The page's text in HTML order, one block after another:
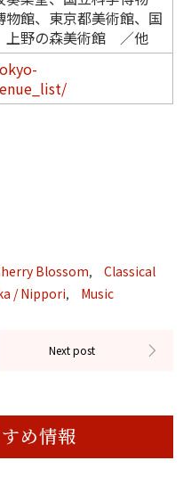
物館、東京都美術館、国
上野の森美術館 ／他
Blossom,
Classical
/ Nippori, Music
め情報